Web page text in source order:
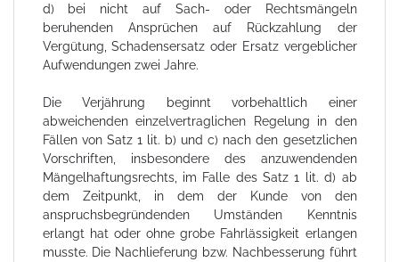
d) bei nicht auf Sach- oder Rechtsmängeln
beruhenden Ansprüchen auf Rückzahlung der
Vergütung, Schadensersatz oder Ersatz vergeblicher
Aufwendungen zwei Jahre.
Die Verjährung beginnt vorbehaltlich einer
abweichenden einzelvertraglichen Regelung in den
Fällen von Satz 1 lit. b) und c) nach den gesetzlichen
Vorschriften, insbesondere des anzuwendenden
Mängelhaftungsrechts, im Falle des Satz 1 lit. d) ab
dem Zeitpunkt, in dem der Kunde von den
anspruchsbegründenden Umständen Kenntnis
erlangt hat oder ohne grobe Fahrlässigkeit erlangen
musste. Die Nachlieferung bzw. Nachbesserung führt